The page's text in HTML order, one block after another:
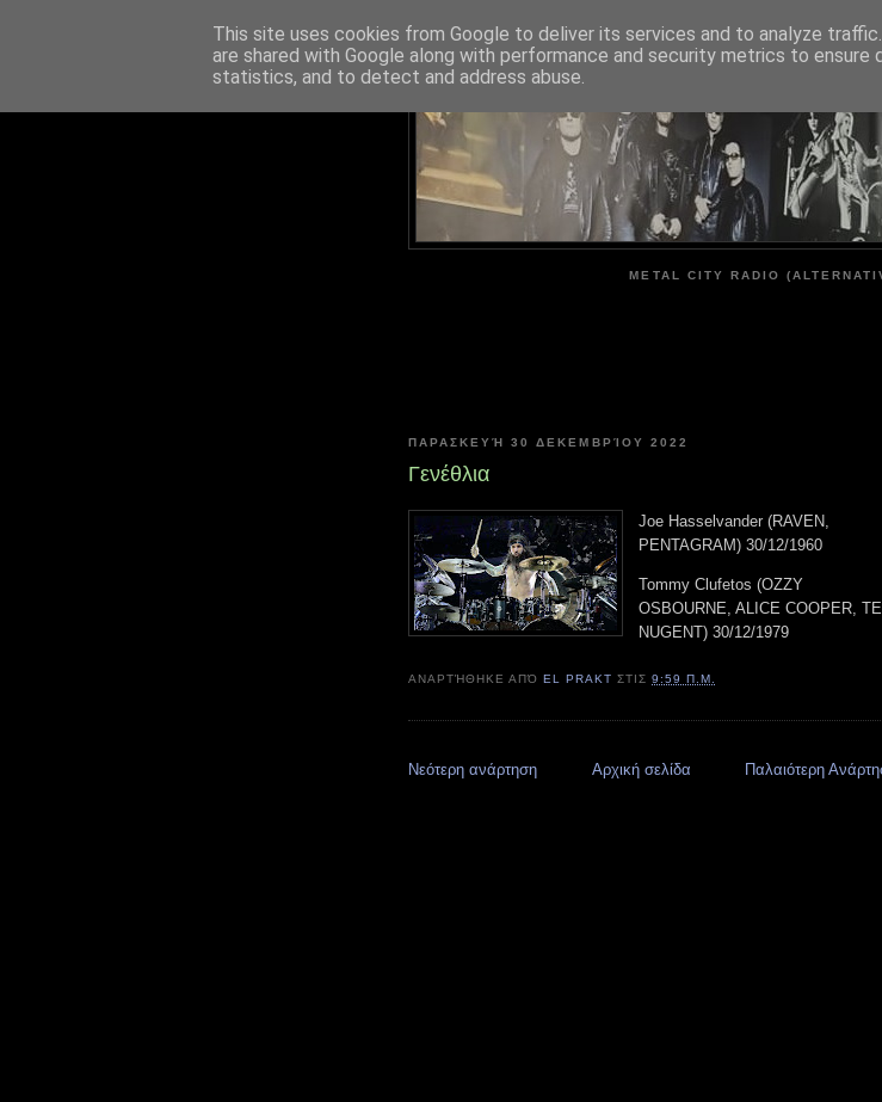
METAL
METAL CITY RADIO
ΠΑΡΑΣΚΕΥΉ 30 ΔΕΚΕΜΒΡΊΟΥ 2022
Γενέθλια
Joe Hasselvander (RAVEN,
PENTAGRAM) 30/12/1960
Tommy Clufetos (OZZY
OSBOURNE, ALICE COOPER,
NUGENT) 30/12/1979
ΑΝΑΡΤΉΘΗΚΕ ΑΠΌEL PRAKT ΣΤΙΣ9:59 Π.Μ.
Νεότερη ανάρτηση Παλαιότερη
Αρχική σελίδα
This site uses cookies from Google to deliver its services and to analyze
are shared with Google along with performance and security metrics to ensure
statistics, and to detect and address abuse.